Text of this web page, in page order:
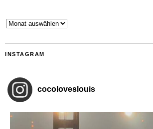
Archiv
INSTAGRAM
cocoloveslouis